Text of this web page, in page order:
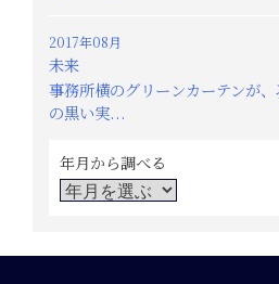
2017年08月
未来
事務所横のグリーンカーテンが
の黒い実...
年月から調べる